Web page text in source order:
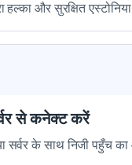
हल्का और सुरक्षित
से कनेक्ट करें
सर्वर के साथ निजी पहुँच